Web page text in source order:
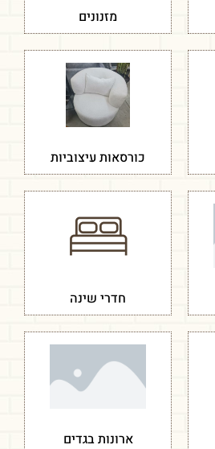
מזנונים
כורסאות עיצוביות
חדרי שינה
ארונות בגדים